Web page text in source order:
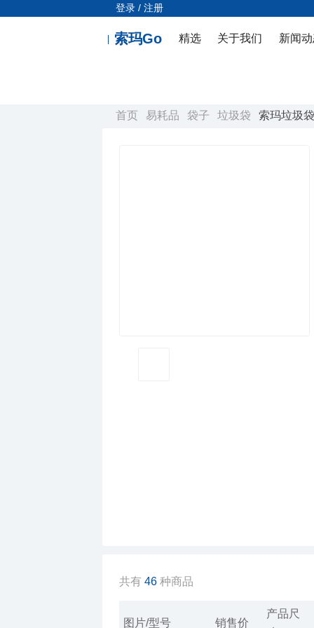
登录 / 注册
索玛Go 精选 关于我们 新闻
首页 易耗品 袋子 垃圾袋 索玛垃圾
共有 46种商品
图片/型号 销售价
产品尺